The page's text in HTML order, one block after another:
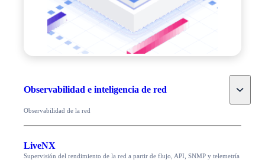
Observabilidad e inteligencia de red Toggle
Observabilidad de la red
LiveNX
Supervisión del rendimiento de la red a partir de flujo, API, SNMP y telemetría